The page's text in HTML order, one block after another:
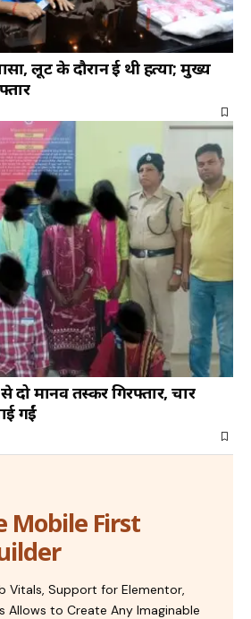
लूट के दौरान हुई थी हत्या; मुख्य
दो मानव तस्कर गिरफ्तार, चार
गईं
Mobile First
Vitals, Support for Elementor,
Allows to Create Any Imaginable